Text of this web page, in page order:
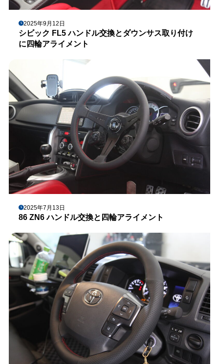
2025年9月12日
シビック FL5 ハンドル交換とダウンサス取り付け
に四輪アライメント
2025年7月13日
86 ZN6 ハンドル交換と四輪アライメント